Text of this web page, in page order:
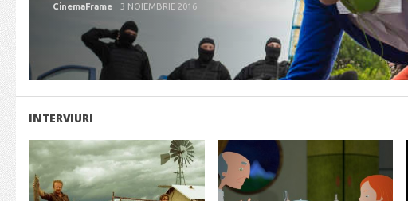
CinemaFrame 3 NOIEMBRIE 2016
INTERVIURI
READ MORE READ MORE